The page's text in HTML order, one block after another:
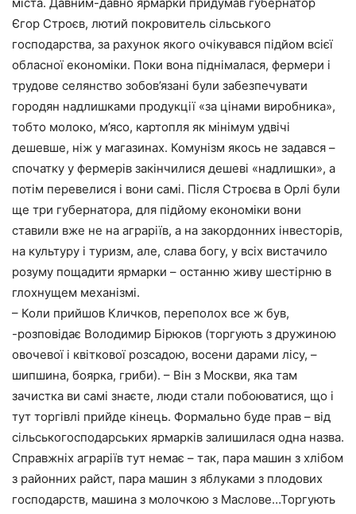
Єгор Строєв, лютий покровитель сільського
господарства, за рахунок якого очікувався підйом всієї
обласної економіки. Поки вона піднімалася, фермери і
трудове селянство зобов’язані були забезпечувати
городян надлишками продукції «за цінами виробника»,
тобто молоко, м’ясо, картопля як мінімум удвічі
дешевше, ніж у магазинах. Комунізм якось не задався –
спочатку у фермерів закінчилися дешеві «надлишки», а
потім перевелися і вони самі. Після Строєва в Орлі були
ще три губернатора, для підйому економіки вони
ставили вже не на аграріїв, а на закордонних інвесторів,
на культуру і туризм, але, слава богу, у всіх вистачило
розуму пощадити ярмарки – останню живу шестірню в
глохнущем механізмі.
– Коли прийшов Кличков, переполох все ж був,
-розповідає Володимир Бірюков (торгують з дружиною
овочевої і квіткової розсадою, восени дарами лісу, –
шипшина, боярка, гриби). – Він з Москви, яка там
зачистка ви самі знаєте, люди стали побоюватися, що і
тут торгівлі прийде кінець. Формально буде прав – від
сільськогосподарських ярмарків залишилася одна назва.
Справжніх аграріїв тут немає – так, пара машин з хлібом
з районних райст, пара машин з яблуками з плодових
господарств, машина з молочкою з Маслове…Торгують